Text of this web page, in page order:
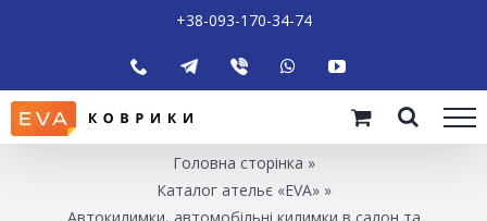
+38-093-170-34-74
Головна сторінка »
Каталог ательє «EVA»»